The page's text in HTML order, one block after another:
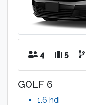
4 5
GOLF 6
1.6 hdi